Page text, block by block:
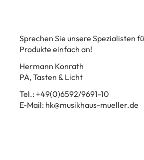
Sprechen Sie unsere Spezialisten
Produkte einfach an!
Hermann Konrath
PA, Tasten & Licht
Tel.: +49(0)6592/9691-10
E-Mail: hk@musikhaus-mueller.de